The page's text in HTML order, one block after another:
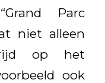
Parc
niet alleen
op het
ook